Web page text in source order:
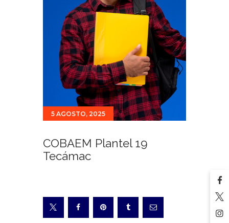
Contacto
5 AGOSTO, 2025
COBAEM Plantel 19
Tecámac